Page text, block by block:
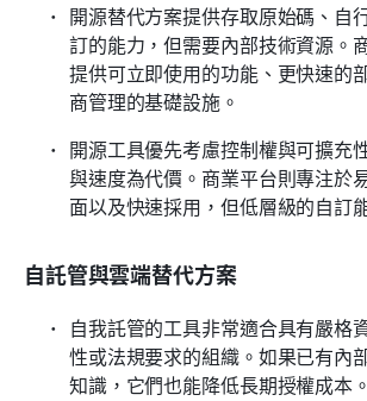
開源替代方案提供存取原始碼、自
訂的能力，但需要內部技術資源。
提供可立即使用的功能、更快速的
商管理的基礎設施。
開源工具優先考慮控制權與可擴充
與速度為代價。商業平台則專注於
面以及快速採用，但低層級的自訂
自託管與雲端替代方案
自我託管的工具非常適合具有嚴格
性或法規要求的組織。如果已有內
知識，它們也能降低長期授權成本。